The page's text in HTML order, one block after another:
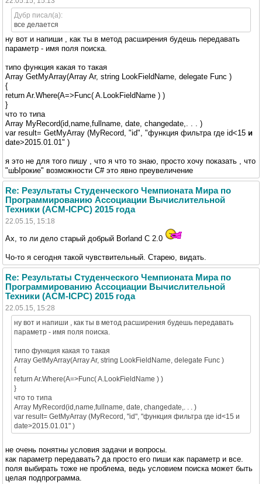
Дубр писал(а):
все делается
ну вот и напиши , как ты в метод расширения будешь передавать
параметр - имя поля поиска.
типо функция какая то такая
Array GetMyArray(Array Ar, string LookFieldName, delegate Func )
{
return Ar.Where(A=>Func( A.LookFieldName ) )
}
что то типа
Array MyRecord(id,name,fullname, date, changedate,. . . )
var result= GetMyArray (MyRecord, "id", "функция фильтра где id<15 и
date>2015.01.01" )
я это не для того пишу , что я что то знаю, просто хочу показать , что
"шЫрокие" возможности C# это явно преувеличение
Re: Результаты Студенческого Чемпионата Мира по
Программированию Ассоциации Вычислительной
Техники (ACM-ICPC) 2015 года
22.05.15, 15:18
Ах, то ли дело старый добрый Borland C 2.0
Чо-то я сегодня такой чувствительный. Старею, видать.
Re: Результаты Студенческого Чемпионата Мира по
Программированию Ассоциации Вычислительной
Техники (ACM-ICPC) 2015 года
22.05.15, 15:28
ну вот и напиши , как ты в метод расширения будешь передавать
параметр - имя поля поиска.
типо функция какая то такая
Array GetMyArray(Array Ar, string LookFieldName, delegate Func )
{
return Ar.Where(A=>Func( A.LookFieldName ) )
}
что то типа
Array MyRecord(id,name,fullname, date, changedate,. . . )
var result= GetMyArray (MyRecord, "id", "функция фильтра где id<15 и
date>2015.01.01" )
не очень понятны условия задачи и вопросы.
как параметр передавать? да просто его пиши как параметр и все.
поля выбирать тоже не проблема, ведь условием поиска может быть
целая подпрограмма.